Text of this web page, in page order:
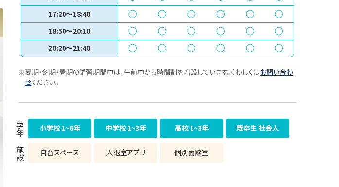
17:20～18:40
18:50～20:10
20:20～21:40
※夏期・冬期・春期の講習期間中は、午前中から時間割を増設しています。くわしくはお問い合わ
せください。
学年 小学校 1~6年 中学校 1~3年 高校 1~3年 既卒生 社会人
施設 自習スペース 入退室アプリ 個別面談室